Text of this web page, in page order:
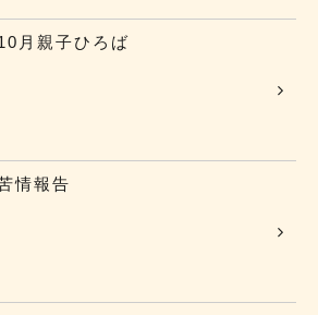
月親子ひろば
情報告